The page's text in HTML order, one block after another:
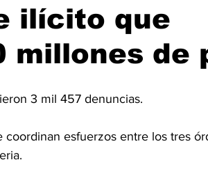
ilícito que
millones de
3 mil 457 denuncias.
coordinan esfuerzos entre los tres